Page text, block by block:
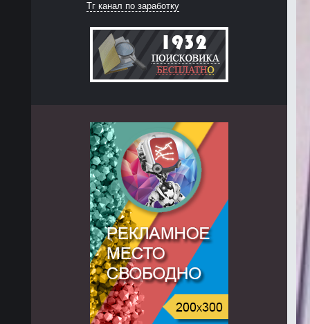
Тг канал по заработку